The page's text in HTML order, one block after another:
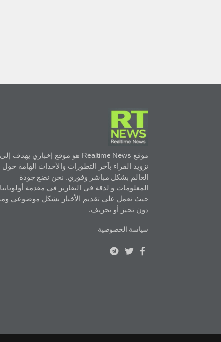
موقع Realtime News هو موقع إخباري يهدف إلى
تزويد القراء بآخر التطورات والأحداث الهامة حول
العالم بشكل مباشر وفوري. نحن نضع جودة
المعلومات والدقة في التقارير في مقدمة
حيث نعمل على تقديم الأخبار بشكل موضوعي
دون تحيز أو تحريف.
سياسة الخصوصية